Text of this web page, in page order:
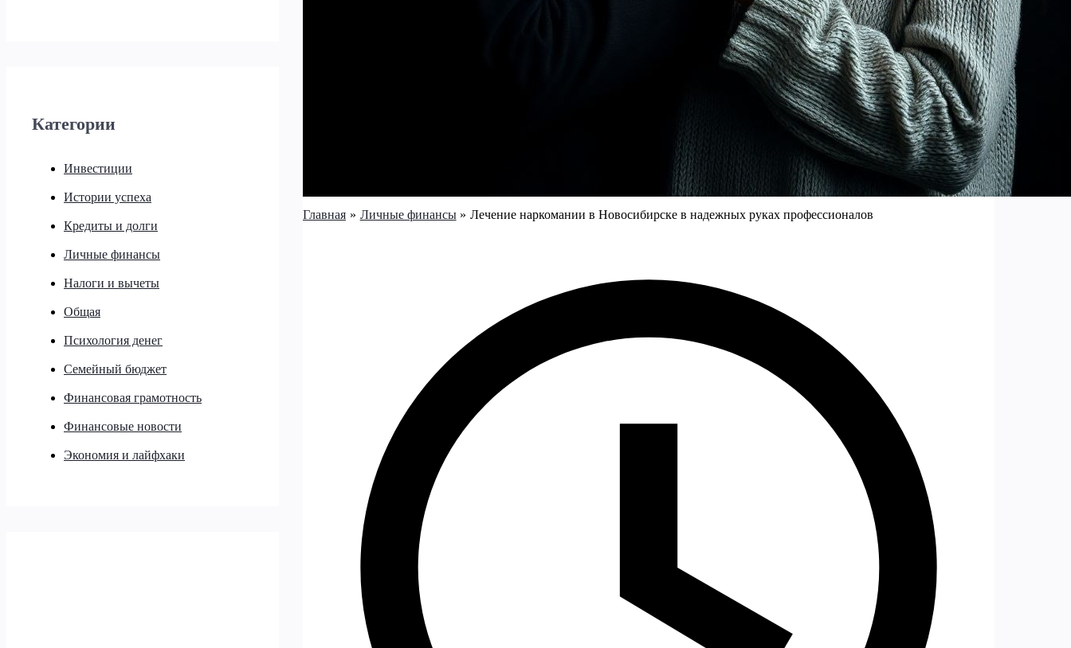
Категории
Инвестиции
Истории успеха
Кредиты и долги
Личные финансы
Налоги и вычеты
Общая
Психология денег
Семейный бюджет
Финансовая грамотность
Финансовые новости
Экономия и лайфхаки
Главная Личные финансы Лечение наркомании в Новосибирске в надежных руках профессионалов